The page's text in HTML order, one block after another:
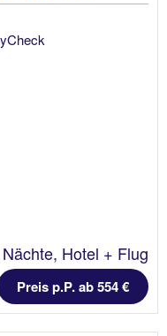
Hotel + Flug
Preis p.P. ab 554 €